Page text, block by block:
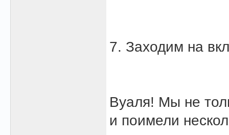
7. Заходим на
Вуаля! Мы не
и поимели